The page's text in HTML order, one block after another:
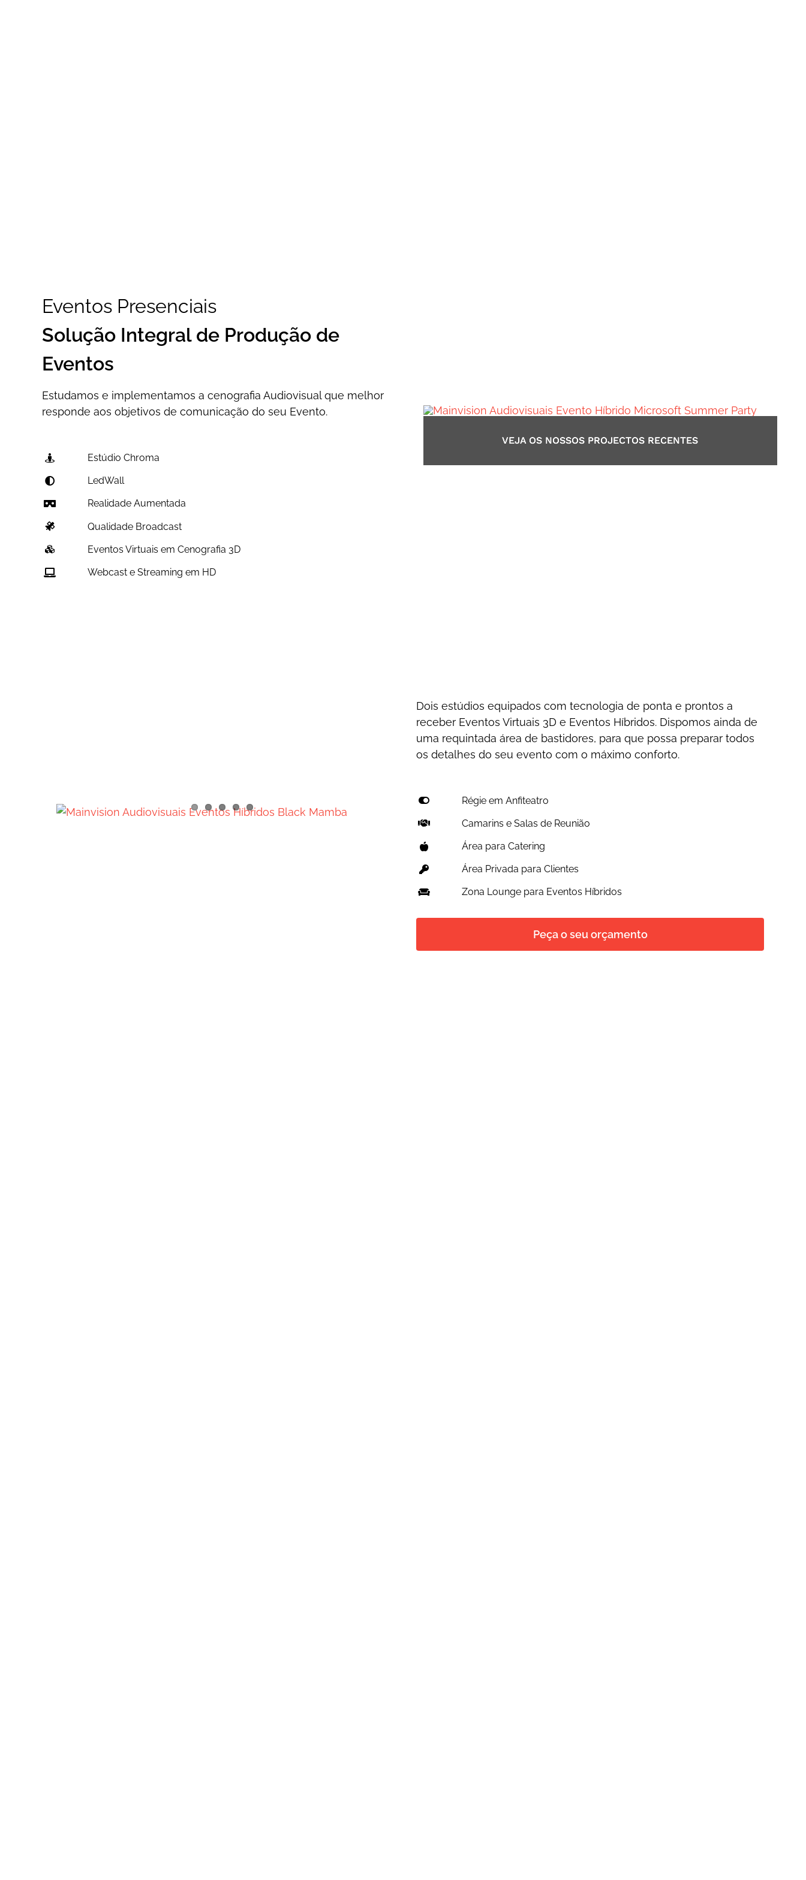
Eventos Presenciais
Solução Integral de Produção de
Eventos
Estudamos e implementamos a cenografia Audiovisual que melhor
responde aos objetivos de comunicação do seu Evento.
Estúdio Chroma
LedWall
Realidade Aumentada
Qualidade Broadcast
Eventos Virtuais em Cenografia 3D
Webcast e Streaming em HD
VEJA OS NOSSOS PROJECTOS RECENTES
Dois estúdios equipados com tecnologia de ponta e prontos a
receber Eventos Virtuais 3D e Eventos Híbridos. Dispomos ainda de
uma requintada área de bastidores, para que possa preparar todos
os detalhes do seu evento com o máximo conforto.
Régie em Anfiteatro
Camarins e Salas de Reunião
Área para Catering
Área Privada para Clientes
Zona Lounge para Eventos Híbridos
Peça o seu orçamento